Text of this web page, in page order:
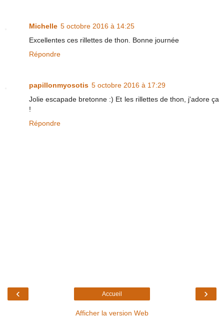
Michelle 5 octobre 2016 à 14:25
Excellentes ces rillettes de thon. Bonne journée
Répondre
papillonmyosotis 5 octobre 2016 à 17:29
Jolie escapade bretonne :) Et les rillettes de thon, j'adore ça
!
Répondre
‹ ›
Accueil
Afficher la version Web